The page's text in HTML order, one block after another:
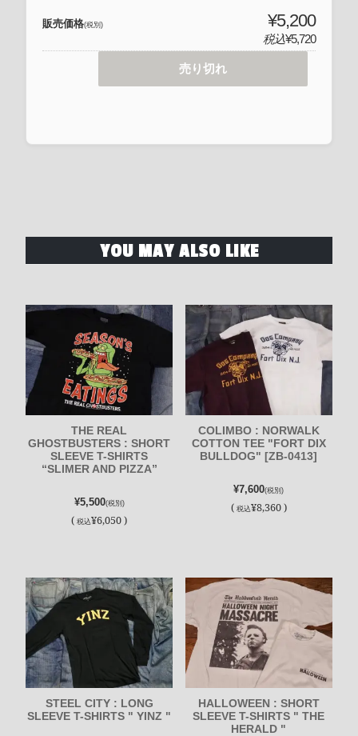
販売価格(税別) ¥5,200
税込¥5,720
売り切れ
YOU MAY ALSO LIKE
THE REAL
GHOSTBUSTERS : SHORT
SLEEVE T-SHIRTS
“SLIMER AND PIZZA”
¥5,500(税別)
(税込¥6,050 )
COLIMBO : NORWALK
COTTON TEE "FORT DIX
BULLDOG" [ZB-0413]
¥7,600(税別)
( 税込¥8,360 )
STEEL CITY : LONG
SLEEVE T-SHIRTS " YINZ "
HALLOWEEN : SHORT
SLEEVE T-SHIRTS " THE
HERALD "